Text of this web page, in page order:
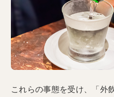
これらの事態を受け、「外